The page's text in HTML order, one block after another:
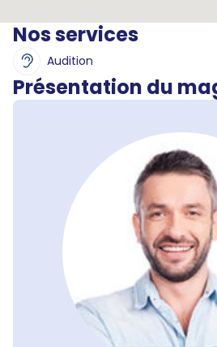
Nos services
Audition
Présentation du